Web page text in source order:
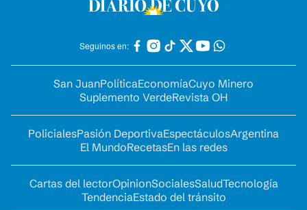
Seguinos en:
San JuanPolíticaEconomíaCuyo Minero
Suplemento VerdeRevista OH
PolicialesPasión DeportivaEspectáculosArgentina
El MundoRecetasEn las redes
Cartas del lectorOpinionSocialesSaludTecnología
TendenciaEstado del tránsito